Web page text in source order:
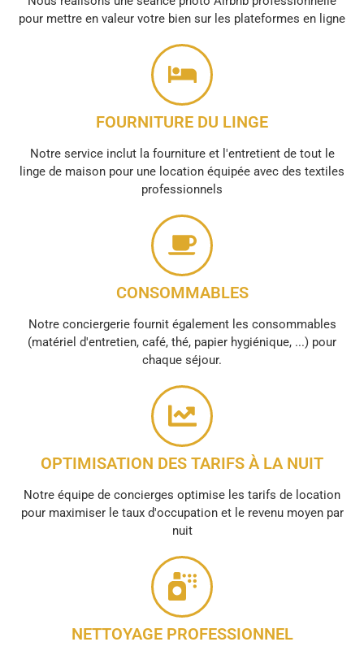
pour mettre en valeur votre bien sur les plateformes en ligne
FOURNITURE DU LINGE
Notre service inclut la fourniture et l'entretient de tout le
linge de maison pour une location équipée avec des textiles
professionnels
CONSOMMABLES
Notre conciergerie fournit également les consommables
(matériel d'entretien, café, thé, papier hygiénique, ...) pour
chaque séjour.
OPTIMISATION DES TARIFS À LA NUIT
Notre équipe de concierges optimise les tarifs de location
pour maximiser le taux d'occupation et le revenu moyen par
nuit
NETTOYAGE PROFESSIONNEL